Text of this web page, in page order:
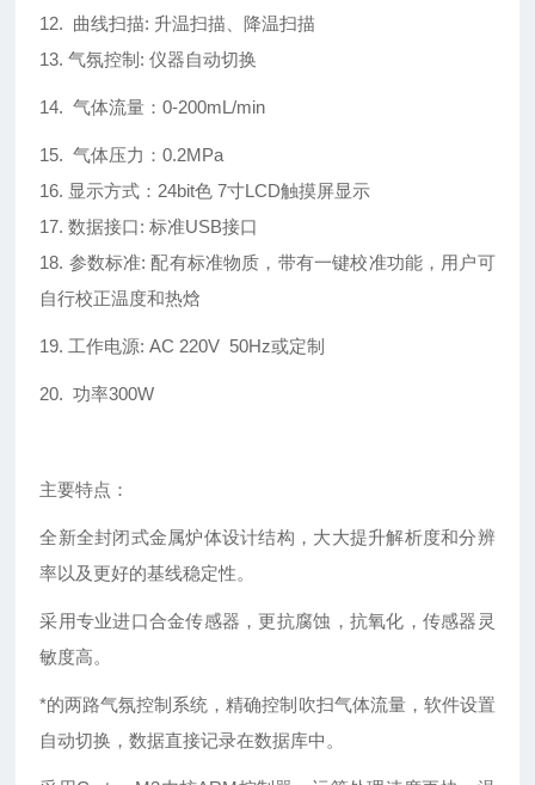
12. 曲线扫描: 升温扫描、降温扫描
13. 气氛控制: 仪器自动切换
14. 气体流量：0-200mL/min
15. 气体压力：0.2MPa
16. 显示方式：24bit色 7寸LCD触摸屏显示
17. 数据接口: 标准USB接口
18. 参数标准: 配有标准物质，带有一键校准功能，用户可
自行校正温度和热焓
19. 工作电源: AC 220V 50Hz或定制
20. 功率300W
主要特点：
全新全封闭式金属炉体设计结构，大大提升解析度和分辨
率以及更好的基线稳定性。
采用专业进口合金传感器，更抗腐蚀，抗氧化，传感器灵
敏度高。
*的两路气氛控制系统，精确控制吹扫气体流量，软件设置
自动切换，数据直接记录在数据库中。